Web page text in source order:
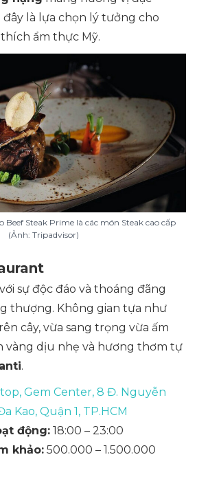
là lựa chọn lý tưởng cho
ẩm thực Mỹ.
Beef Steak Prime là các món Steak cao cấp
(Ảnh: Tripadvisor)
sự độc đáo và thoáng đãng
thượng. Không gian tựa như
cây, vừa sang trọng vừa ấm
vàng dịu nhẹ và hương thơm tự
.
Gem Center, 8 Đ. Nguyễn
Kao, Quận 1, TP.HCM
động: 18:00 – 23:00
khảo: 500.000 – 1.500.000